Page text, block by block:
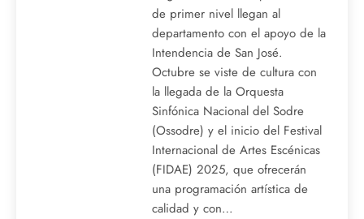
de primer nivel llegan al
departamento con el apoyo de la
Intendencia de San José.
Octubre se viste de cultura con
la llegada de la Orquesta
Sinfónica Nacional del Sodre
(Ossodre) y el inicio del Festival
Internacional de Artes Escénicas
(FIDAE) 2025, que ofrecerán
una programación artística de
calidad y con…